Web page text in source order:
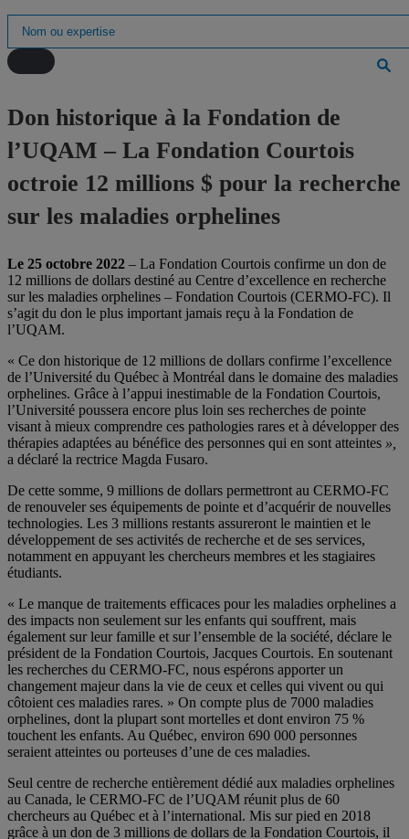
Don historique à la Fondation de
l’UQAM – La Fondation Courtois
octroie 12 millions $ pour la recherche
sur les maladies orphelines
Le 25 octobre 2022 – La Fondation Courtois confirme un don de
12 millions de dollars destiné au Centre d’excellence en recherche
sur les maladies orphelines – Fondation Courtois (CERMO-FC). Il
s’agit du don le plus important jamais reçu à la Fondation de
l’UQAM.
« Ce don historique de 12 millions de dollars confirme l’excellence
de l’Université du Québec à Montréal dans le domaine des maladies
orphelines. Grâce à l’appui inestimable de la Fondation Courtois,
l’Université poussera encore plus loin ses recherches de pointe
visant à mieux comprendre ces pathologies rares et à développer des
thérapies adaptées au bénéfice des personnes qui en sont atteintes »,
a déclaré la rectrice Magda Fusaro.
De cette somme, 9 millions de dollars permettront au CERMO-FC
de renouveler ses équipements de pointe et d’acquérir de nouvelles
technologies. Les 3 millions restants assureront le maintien et le
développement de ses activités de recherche et de ses services,
notamment en appuyant les chercheurs membres et les stagiaires
étudiants.
« Le manque de traitements efficaces pour les maladies orphelines a
des impacts non seulement sur les enfants qui souffrent, mais
également sur leur famille et sur l’ensemble de la société, déclare le
président de la Fondation Courtois, Jacques Courtois. En soutenant
les recherches du CERMO-FC, nous espérons apporter un
changement majeur dans la vie de ceux et celles qui vivent ou qui
côtoient ces maladies rares. » On compte plus de 7000 maladies
orphelines, dont la plupart sont mortelles et dont environ 75 %
touchent les enfants. Au Québec, environ 690 000 personnes
seraient atteintes ou porteuses d’une de ces maladies.
Seul centre de recherche entièrement dédié aux maladies orphelines
au Canada, le CERMO-FC de l’UQAM réunit plus de 60
chercheurs au Québec et à l’international. Mis sur pied en 2018
grâce à un don de 3 millions de dollars de la Fondation Courtois, il